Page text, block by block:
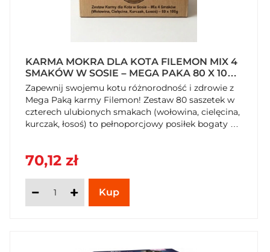
KARMA MOKRA DLA KOTA FILEMON MIX 4
SMAKÓW W SOSIE – MEGA PAKA 80 X 100G
(8 KG)
Zapewnij swojemu kotu różnorodność i zdrowie z
Mega Paką karmy Filemon! Zestaw 80 saszetek w
czterech ulubionych smakach (wołowina, cielęcina,
kurczak, łosoś) to pełnoporcjowy posiłek bogaty w
mruczki. Zamów zapas na dłużej w SzybkiKoszyk.pl
70,12 zł